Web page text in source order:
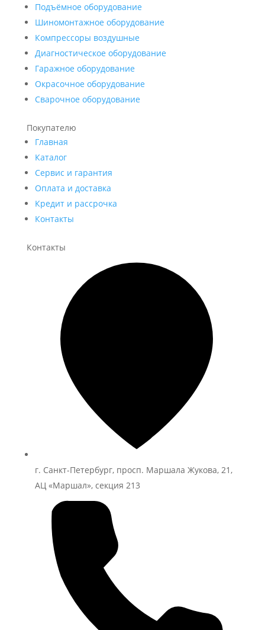
Подъёмное оборудование
Шиномонтажное оборудование
Компрессоры воздушные
Диагностическое оборудование
Гаражное оборудование
Окрасочное оборудование
Сварочное оборудование
Покупателю
Главная
Каталог
Сервис и гарантия
Оплата и доставка
Кредит и рассрочка
Контакты
Контакты
г. Санкт-Петербург, просп. Маршала Жукова, 21,
АЦ «Маршал», секция 213